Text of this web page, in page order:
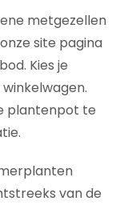
metgezellen
site pagina
Kies je
plantenpot te
van de